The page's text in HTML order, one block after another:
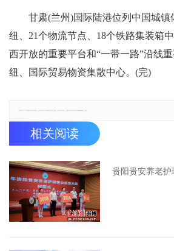
甘肃(兰州)国际陆港位列中国城镇
纽、21个物流节点、18个铁路集装箱
西开放的重要平台和“一带一路”沿线
纽、国际贸易物资集散中心。(完)
相关阅读
贵阳贵安养老